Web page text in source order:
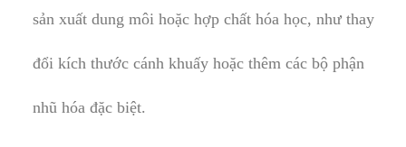
sản xuất dung môi hoặc hợp chất hóa học, như thay
đổi kích thước cánh khuấy hoặc thêm các bộ phận
nhũ hóa đặc biệt.